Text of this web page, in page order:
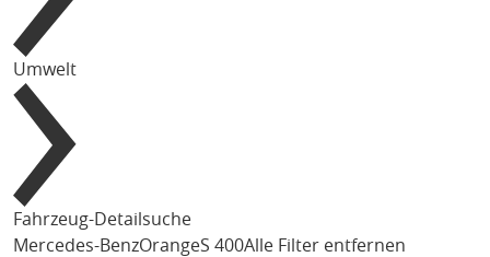
Umwelt
Fahrzeug-Detailsuche
Mercedes-BenzOrangeS 400Alle Filter entfernen